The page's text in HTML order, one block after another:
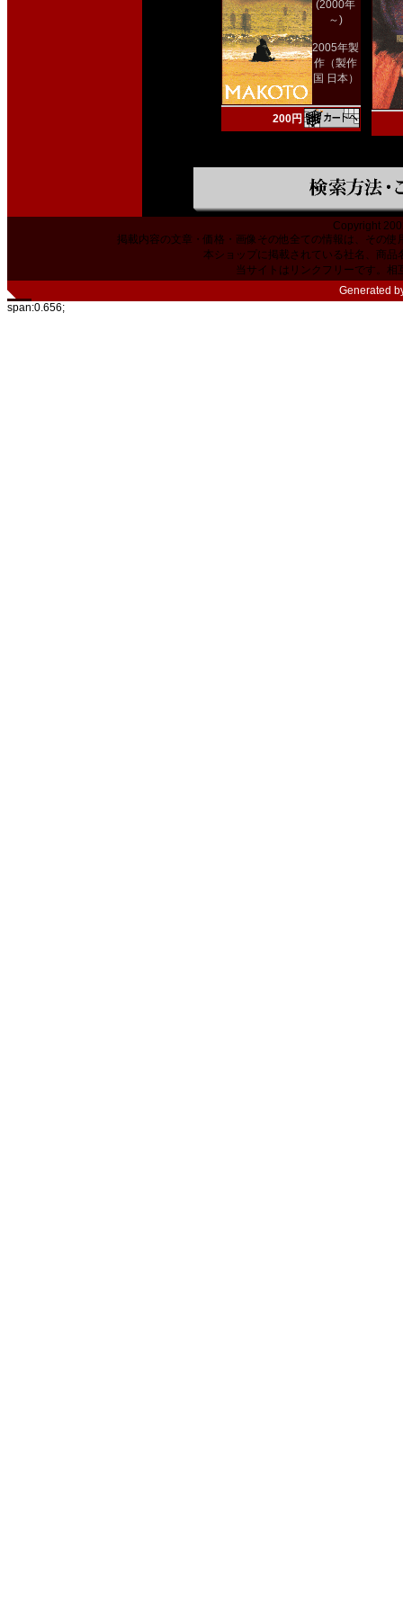
(2000年
～)
2005年製
作（製作
国 日本）
200円
Copyright
掲載内容の文章・価格・画像その他全ての情報は、その
本ショップに掲載されている社名、商
当サイトはリンクフリーです。相
Generated
span:0.656;